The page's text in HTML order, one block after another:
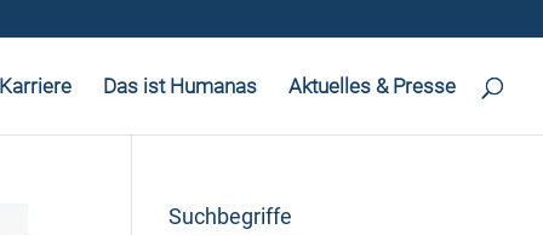
Das ist Humanas Aktuelles & Presse
Suchbegriffe